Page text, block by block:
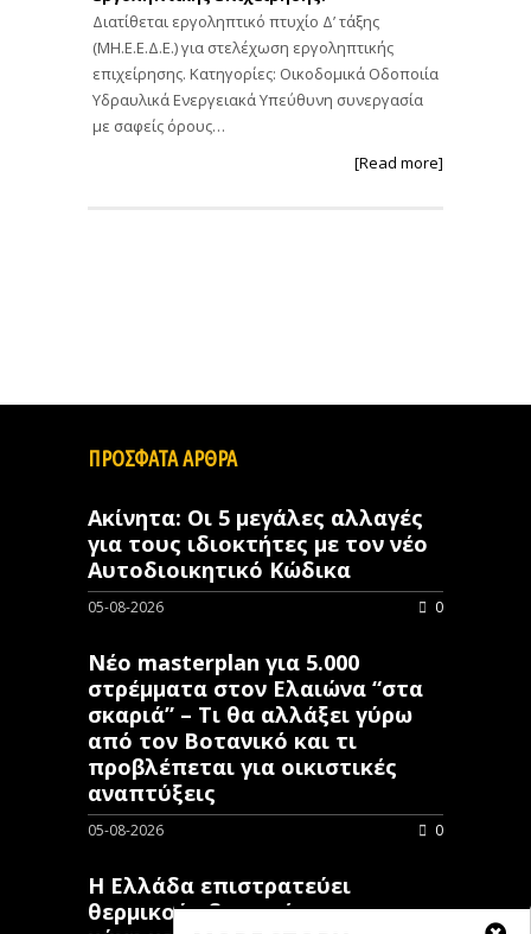
Διατίθεται εργοληπτικό πτυχίο Δ’ τάξης
(ΜΗ.Ε.Ε.Δ.Ε.) για στελέχωση εργοληπτικής
επιχείρησης. Κατηγορίες: Οικοδομικά Οδοποιία
Υδραυλικά Ενεργειακά Υπεύθυνη συνεργασία
με σαφείς όρους…
[Read more]
ΠΡΟΣΦΑΤΑ ΑΡΘΡΑ
Ακίνητα: Οι 5 μεγάλες αλλαγές
για τους ιδιοκτήτες με τον νέο
Αυτοδιοικητικό Κώδικα
05-08-2026 0
Νέο masterplan για 5.000
στρέμματα στον Ελαιώνα “στα
σκαριά” – Τι θα αλλάξει γύρω
από τον Βοτανικό και τι
προβλέπεται για οικιστικές
αναπτύξεις
05-08-2026 0
Η Ελλάδα επιστρατεύει
θερμικούς δορυφόρους στη